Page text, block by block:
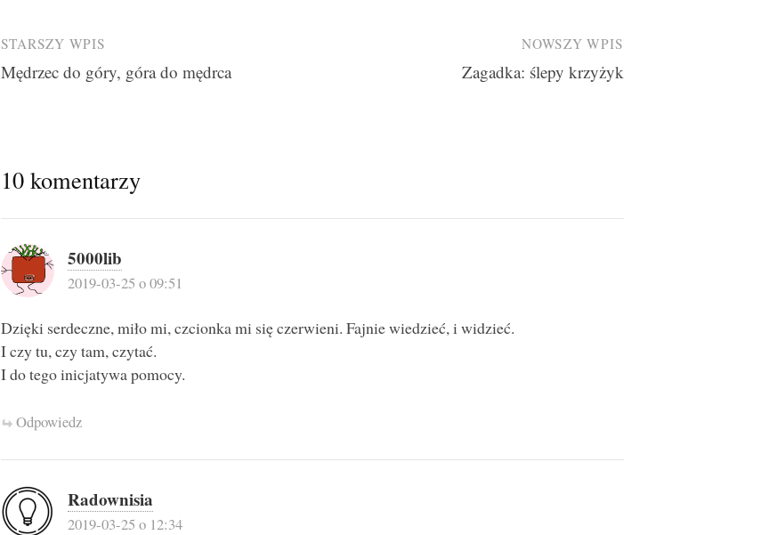
Post
navigation
STARSZY WPIS
Mędrzec do góry, góra do mędrca
NOWSZY WPIS
Zagadka: ślepy krzyżyk
10 komentarzy
5000lib
2019-03-25 o 09:51
Dzięki serdeczne, miło mi, czcionka mi się czerwieni. Fajnie wiedzieć, i widzieć.
I czy tu, czy tam, czytać.
I do tego inicjatywa pomocy.
Odpowiedz
Radownisia
2019-03-25 o 12:34